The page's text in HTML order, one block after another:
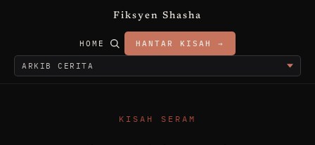
Fiksyen Shasha
HOME HANTAR KISAH →
KISAH SERAM